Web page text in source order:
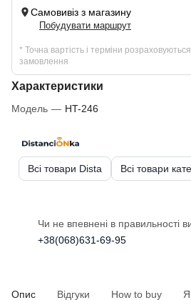
Самовивіз з магазину
Побудувати маршрут
* Точна вартість і терміни
замовлення
Характеристики
Модель — HT-246
Всі товари Dista Всі товари
Чи не впевнені в правильності
+38(068)631-69-95
Опис Відгуки How to buy